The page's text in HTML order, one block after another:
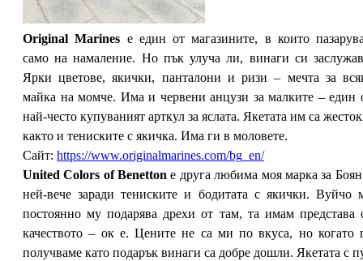
Original Marines е един от магазините, в които
само на намаление. Но пък улуча ли, винаги си
Ярки цветове, якички, панталони и ризи – мечта за
майка на момче. Има и червени анцузи за малките – един
най-често купуваният арткул за яслата. Якетата им са
както и тениските с якичка. Има ги в моловете.
Сайт: https://www.originalmarines.com/bg_en/
United Colors of Benetton е друга любима моя марка за
ней-вече заради тениските и бодитата с якички. Вуйчо
постоянно му подарява дрехи от там, та имам представа
качеството – ок е. Цените не са ми по вкуса, но когато
получваме като подарък винаги са добре дошли. Якетата с